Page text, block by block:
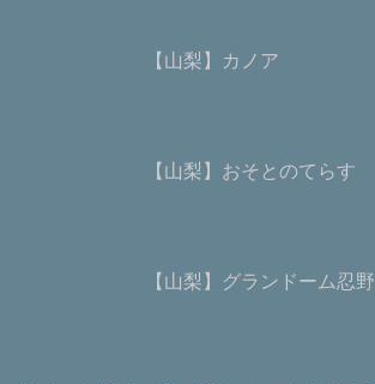
【山梨】カノア
【山梨】おそとのてらす
【山梨】グランドーム忍野